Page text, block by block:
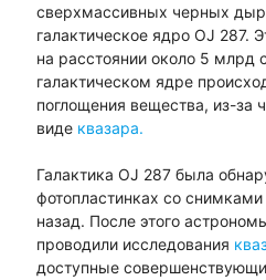
сверхмассивных черных
галактическое ядро OJ 287.
на расстоянии около 5 млрд
галактическом ядре
поглощения вещества, из-за
виде квазара.
Галактика OJ 287 была
фотопластинках со
назад. После этого
проводили исследования
доступные